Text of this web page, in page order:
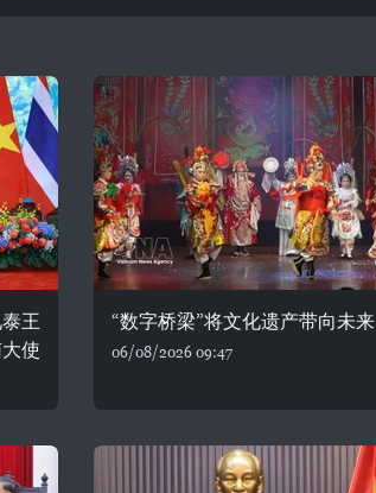
王
使
“数字桥梁”将文化遗产带向未来
06/08/2026 09:47